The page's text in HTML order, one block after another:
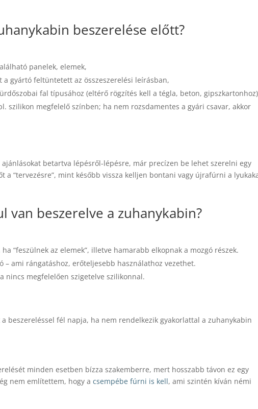
beszerelése előtt?
panelek, elemek,
gyártó feltüntetett az összeszerelési leírásban,
fal típusához (eltérő rögzítés kell a tégla, beton,
szilikon megfelelő színben; ha nem rozsdamentes a gyári csavar, akkor
betartva lépésről-lépésre, már precízen be lehet szerelni egy
a “tervezésre”, mint később vissza kelljen bontani vagy újrafúrni a
van beszerelve a zuhanykabin?
“feszülnek az elemek”, illetve hamarabb elkopnak a mozgó részek.
– ami rángatáshoz, erőteljesebb használathoz vezethet.
nincs megfelelően szigetelve szilikonnal.
beszereléssel fél napja, ha nem rendelkezik gyakorlattal a zuhanykabin
minden esetben bízza szakemberre, mert hosszabb távon ez egy
nem említettem, hogy acsempébe fúrni is kell, ami szintén kíván némi